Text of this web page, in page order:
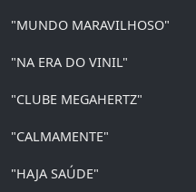
"MUNDO MARAVILHOSO"
"NA ERA DO VINIL"
"CLUBE MEGAHERTZ"
"CALMAMENTE"
"HAJA SAÚDE"